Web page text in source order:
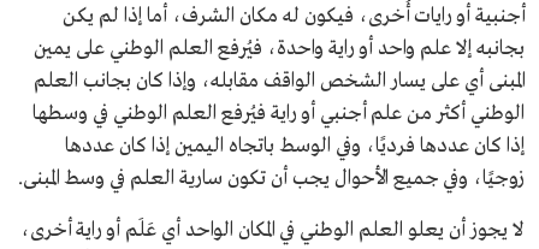
أجنبية أو رايات أُخرى، فيكون له مكان الشرف، أما إذا لم يكن
بجانبه إلا علم واحد أو راية واحدة، فيُرفع العلم الوطني على يمين
المبنى أي على يسار الشخص الواقف مقابله، وإذا كان بجانب العلم
الوطني أكثر من علم أجنبي أو راية فيُرفع العلم الوطني في وسطها
إذا كان عددها فرديًا، وفي الوسط باتجاه اليمين إذا كان عددها
زوجيًا، وفي جميع الأحوال يجب أن تكون سارية العلم في وسط المبنى.
لا يجوز أن يعلو العلم الوطني في المكان الواحد أي عَلَم أو راية أخرى،